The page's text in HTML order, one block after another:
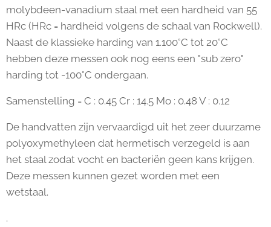
molybdeen-vanadium staal met een hardheid van 55
HRc (HRc = hardheid volgens de schaal van Rockwell).
Naast de klassieke harding van 1.100°C tot 20°C
hebben deze messen ook nog eens een "sub zero"
harding tot -100°C ondergaan.
Samenstelling = C : 0.45 Cr : 14.5 Mo : 0.48 V : 0.12
De handvatten zijn vervaardigd uit het zeer duurzame
polyoxymethyleen dat hermetisch verzegeld is aan
het staal zodat vocht en bacteriën geen kans krijgen.
Deze messen kunnen gezet worden met een
wetstaal.
.